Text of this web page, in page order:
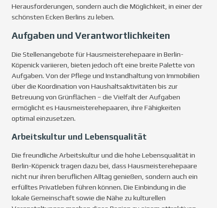
Herausforderungen, sondern auch die Möglichkeit, in einer der
schönsten Ecken Berlins zu leben.
Aufgaben und Verantwortlichkeiten
Die Stellenangebote für Hausmeisterehepaare in Berlin-
Köpenick variieren, bieten jedoch oft eine breite Palette von
Aufgaben. Von der Pflege und Instandhaltung von Immobilien
über die Koordination von Haushaltsaktivitäten bis zur
Betreuung von Grünflächen – die Vielfalt der Aufgaben
ermöglicht es Hausmeisterehepaaren, ihre Fähigkeiten
optimal einzusetzen.
Arbeitskultur und Lebensqualität
Die freundliche Arbeitskultur und die hohe Lebensqualität in
Berlin-Köpenick tragen dazu bei, dass Hausmeisterehepaare
nicht nur ihren beruflichen Alltag genießen, sondern auch ein
erfülltes Privatleben führen können. Die Einbindung in die
lokale Gemeinschaft sowie die Nähe zu kulturellen